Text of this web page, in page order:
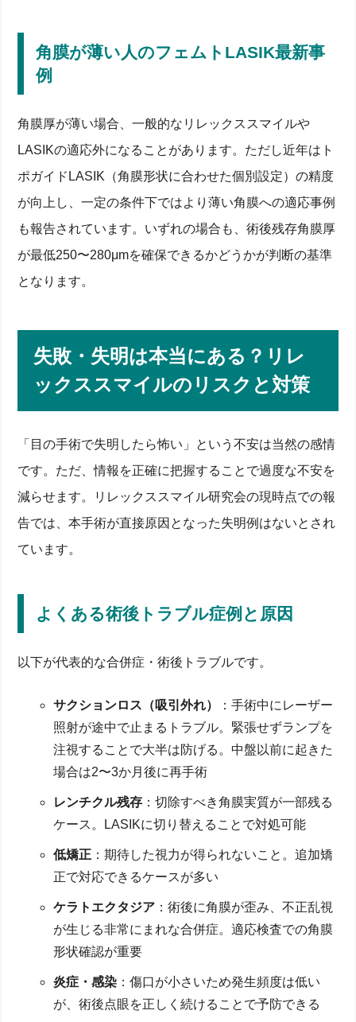
角膜が薄い人のフェムトLASIK最新事
例
角膜厚が薄い場合、一般的なリレックススマイルや
LASIKの適応外になることがあります。ただし近年はト
ポガイドLASIK（角膜形状に合わせた個別設定）の精度
が向上し、一定の条件下ではより薄い角膜への適応事例
も報告されています。いずれの場合も、術後残存角膜厚
が最低250〜280μmを確保できるかどうかが判断の基準
となります。
失敗・失明は本当にある？リレ
ックススマイルのリスクと対策
「目の手術で失明したら怖い」という不安は当然の感情
です。ただ、情報を正確に把握することで過度な不安を
減らせます。リレックススマイル研究会の現時点での報
告では、本手術が直接原因となった失明例はないとされ
ています。
よくある術後トラブル症例と原因
以下が代表的な合併症・術後トラブルです。
サクションロス（吸引外れ）
：手術中にレーザー
照射が途中で止まるトラブル。緊張せずランプを
注視することで大半は防げる。中盤以前に起きた
場合は2〜3か月後に再手術
レンチクル残存 ：切除すべき角膜実質が一部残る
ケース。LASIKに切り替えることで対処可能
低矯正 ：期待した視力が得られないこと。追加矯
正で対応できるケースが多い
ケラトエクタジア ：術後に角膜が歪み、不正乱視
が生じる非常にまれな合併症。適応検査での角膜
形状確認が重要
炎症・感染 ：傷口が小さいため発生頻度は低い
が、術後点眼を正しく続けることで予防できる
費用はいくら？東京と地方での価格差と保険適用の現
状
測定・検査費用から術後フォローまでの総額
術後経過と視力安定までの流れ：患者体験談に学ぶ
手術当日の流れと時間配分
ドライアイ・ハロー対策と角膜ケア
ンド相談まで
適応検査で見るべき7項目
セカンドオピニオンを取るタイミングと費用